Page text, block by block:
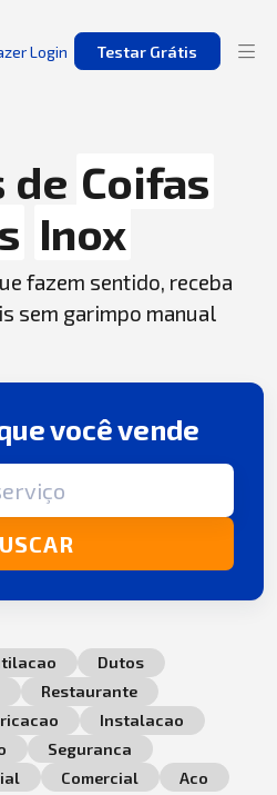
Login Testar Grátis
de Coifas
Inox
fazem sentido, receba
sem garimpo manual
você vende
Dutos
Restaurante
Instalacao
Seguranca
Comercial Aco